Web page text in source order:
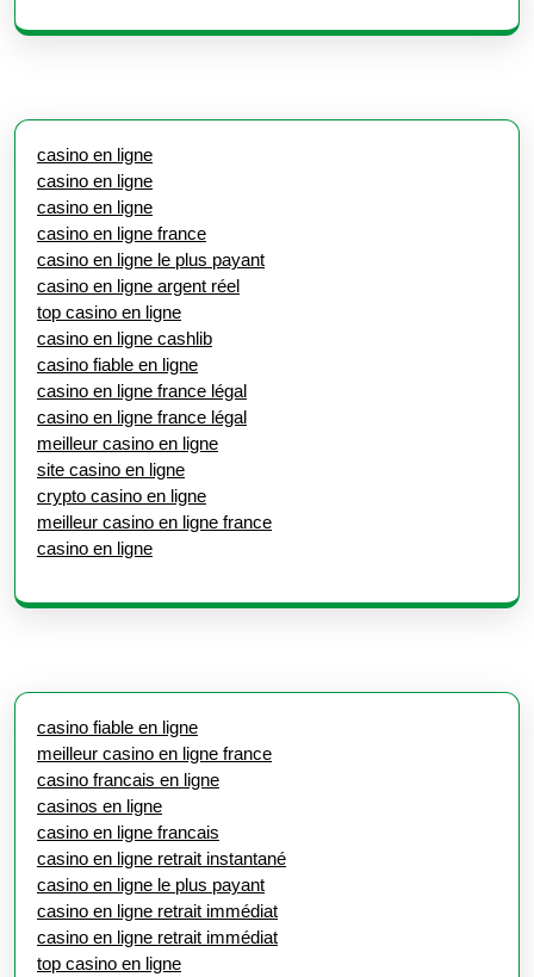
casino en ligne
casino en ligne
casino en ligne
casino en ligne france
casino en ligne le plus payant
casino en ligne argent réel
top casino en ligne
casino en ligne cashlib
casino fiable en ligne
casino en ligne france légal
casino en ligne france légal
meilleur casino en ligne
site casino en ligne
crypto casino en ligne
meilleur casino en ligne france
casino en ligne
casino fiable en ligne
meilleur casino en ligne france
casino francais en ligne
casinos en ligne
casino en ligne francais
casino en ligne retrait instantané
casino en ligne le plus payant
casino en ligne retrait immédiat
casino en ligne retrait immédiat
top casino en ligne